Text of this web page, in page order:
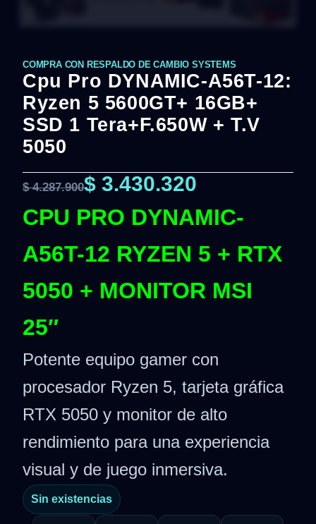
COMPRA CON RESPALDO DE CAMBIO SYSTEMS
Cpu Pro DYNAMIC-A56T-12:
Ryzen 5 5600GT+ 16GB+
SSD 1 Tera+F.650W + T.V
5050
$4.287.900$ 3.430.320
CPU PRO DYNAMIC-
A56T-12 RYZEN 5 + RTX
5050 + MONITOR MSI
25″
Potente equipo gamer con
procesador Ryzen 5, tarjeta gráfica
RTX 5050 y monitor de alto
rendimiento para una experiencia
visual y de juego inmersiva.
Sin existencias